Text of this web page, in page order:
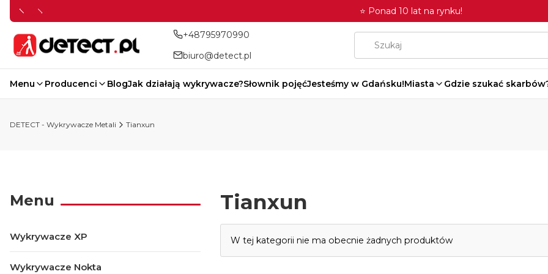
⭐ Ponad 10 lat na rynku!
+48795970990
biuro@detect.pl
Menu Producenci BlogJak działają wykrywacze?Słownik pojęćJesteśmy w Gdańsku!Miasta Gdzie szukać
DETECT - Wykrywacze Metali Tianxun
Menu
Wykrywacze XP
Wykrywacze Nokta
Tianxun
Lista produktów
W tej kategorii nie ma obecnie żadnych produktów